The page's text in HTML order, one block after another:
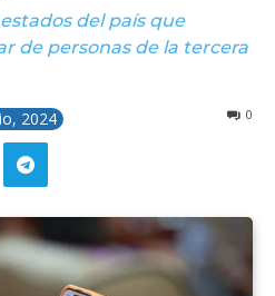
del país que
de personas de la tercera
2024 0